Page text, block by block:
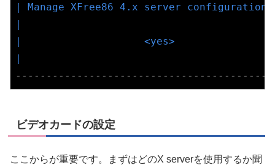
| Manage XFree86 4.x server
|
|                    <yes>
|
ビデオカードの設定
ここからが重要です。まずはどのX serverを使用するか聞